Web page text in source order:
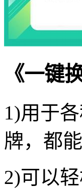
《一键
1)用于
牌，都
2)可以